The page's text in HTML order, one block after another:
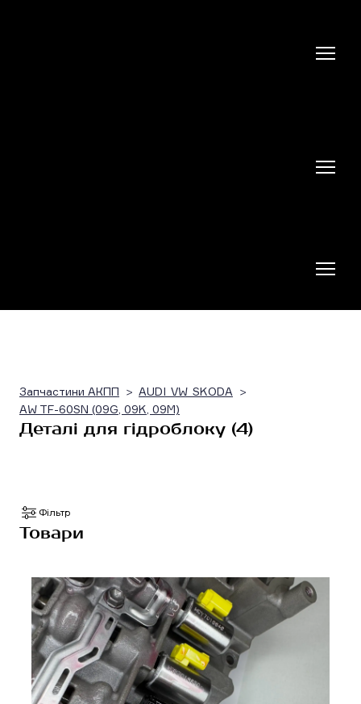
Запчастини АКПП
AUDI_VW_SKODA
AW TF-60SN (09G, 09K, 09M)
Деталі для гідроблоку (4)
Фільтр
Товари